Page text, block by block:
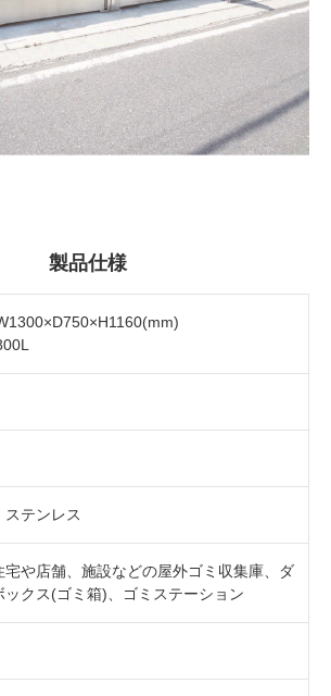
製品仕様
ステンレス
宅や店舗、施設などの屋外ゴミ収集庫、ダ
ックス(ゴミ箱)、ゴミステーション